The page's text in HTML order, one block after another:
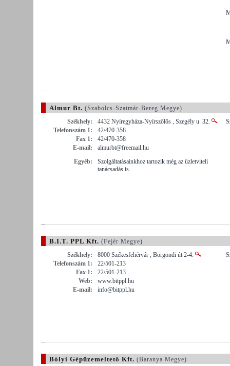
Almur Bt. (Szabolcs-Szatmár-Bereg Megye)
Székhely:
4432 Nyíregyháza-Nyírszőlős , Szegély u. 32.
Telefonszám 1:
42/470-358
Fax 1:
42/470-358
E-mail:
almurbt@freemail.hu
Egyéb:
Szolgáltatásainkhoz tartozik még az üzletviteli
tanácsadás is.
B.I.T. PPL Kft. (Fejér Megye)
Székhely:
8000 Székesfehérvár , Börgöndi út 2-4.
Telefonszám 1:
22/501-213
Fax 1:
22/501-213
Web:
www.bitppl.hu
E-mail:
info@bitppl.hu
Bólyi Gépüzemeltető Kft. (Baranya Megye)